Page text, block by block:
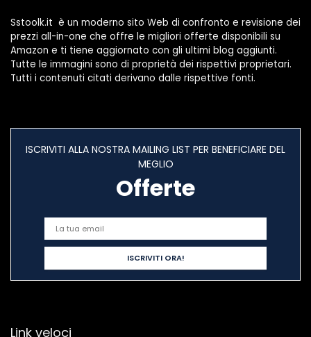
Sstoolk.it è un moderno sito Web di confronto e revisione dei
prezzi all-in-one che offre le migliori offerte disponibili su
Amazon e ti tiene aggiornato con gli ultimi blog aggiunti.
Tutte le immagini sono di proprietà dei rispettivi proprietari.
Tutti i contenuti citati derivano dalle rispettive fonti.
ISCRIVITI ALLA NOSTRA MAILING LIST PER BENEFICIARE DEL
MEGLIO
Offerte
Link veloci